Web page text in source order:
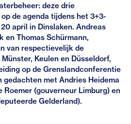
deze drie
de agenda tijdens het 3+3-
april in Dinslaken. Andreas
en Thomas Schürmann,
van respectievelijk de
Keulen en Düsseldorf,
op de Grenslandconferentie
gedachten met Andries Heidema
Roemer (gouverneur Limburg) en
Gelderland).